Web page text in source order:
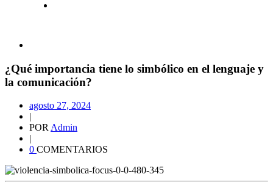
¿Qué importancia tiene lo simbólico en el lenguaje y
la comunicación?
agosto 27, 2024
|
POR Admin
|
0 COMENTARIOS